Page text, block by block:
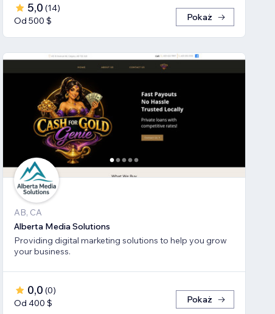
5,0 (14)
Od 500 $
Pokaż
AB, CA
Alberta Media Solutions
Providing digital marketing solutions to help you grow
your business.
0,0 (0)
Od 400 $
Pokaż